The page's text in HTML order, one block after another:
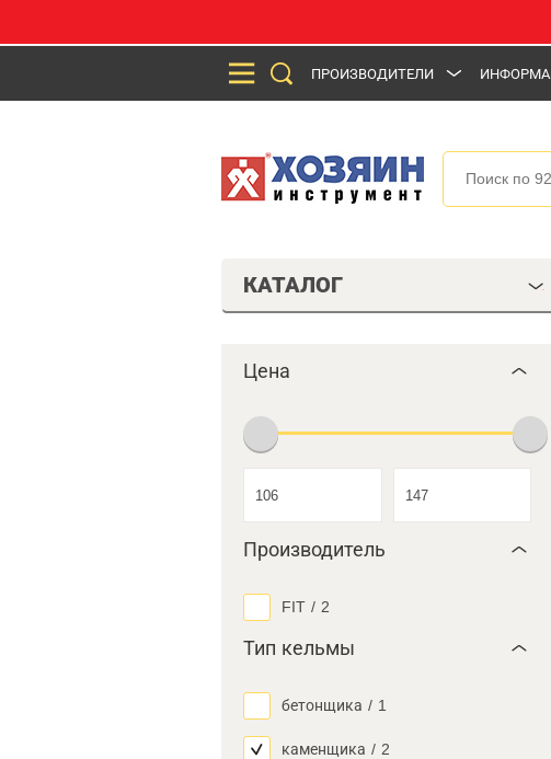
ПРОИЗВОДИТЕЛИ
КАТАЛОГ
Цена
Производитель
FIT / 2
Тип кельмы
бетонщика / 1
каменщика / 2